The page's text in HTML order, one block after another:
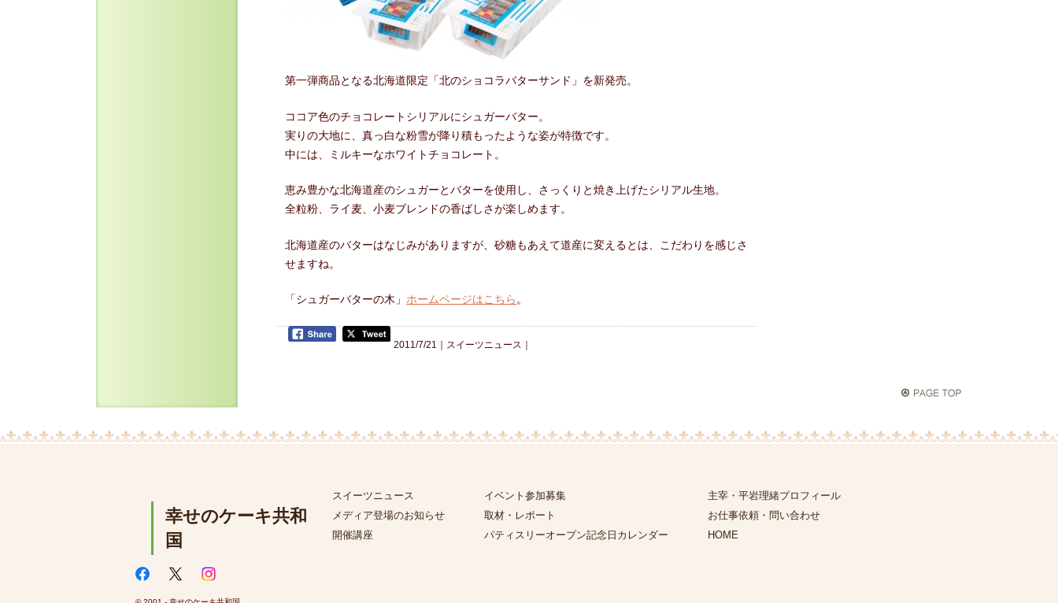
第一弾商品となる北海道限定「北のショコラバターサンド」を新発売。
ココア色のチョコレートシリアルにシュガーバター。
実りの大地に、真っ白な粉雪が降り積もったような姿が特徴です。
中には、ミルキーなホワイトチョコレート。
恵み豊かな北海道産のシュガーとバターを使用し、さっくりと焼き上げたシリアル生地。
全粒粉、ライ麦、小麦ブレンドの香ばしさが楽しめます。
北海道産のバターはなじみがありますが、砂糖もあえて道産に変えるとは、こだわりを感じさ
せますね。
「シュガーバターの木」 ホームページはこちら。
2011/7/21｜ スイーツニュース
幸せのケーキ共和
国
スイーツニュース
メディア登場のお知らせ
開催講座
イベント参加募集
取材・レポート
パティスリーオープン記念日カレンダー
主宰・平岩理緒プロフィール
お仕事依頼・問い合わせ
HOME